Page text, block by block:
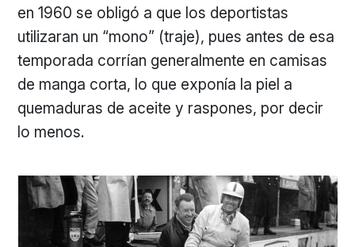
en 1960 se obligó a que los deportistas
utilizaran un “mono” (traje), pues antes de esa
temporada corrían generalmente en camisas
de manga corta, lo que exponía la piel a
quemaduras de aceite y raspones, por decir
lo menos.